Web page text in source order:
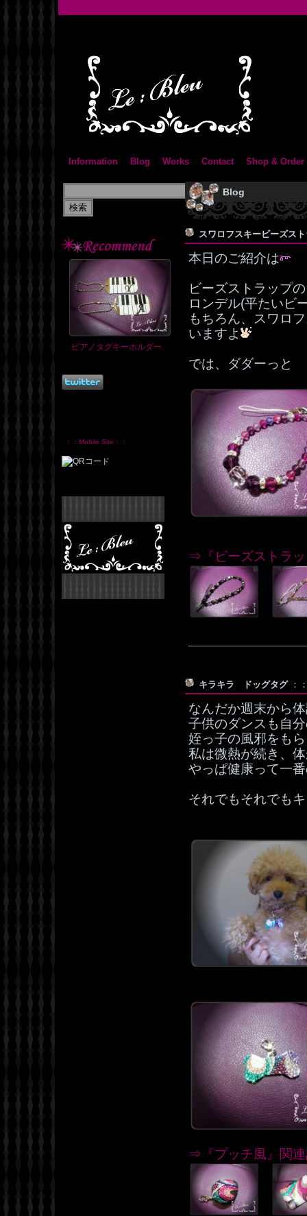
Information Blog Works Contact Shop & Order
ピアノタグキーホルダー
：：Mobile Site：：
Blog
スワロフスキービーズス
本日のご紹介は
ビーズストラップ
ロンデル(平たいビ
もちろん、スワロ
いますよ
では、ダダーっと
⇒『ビーズストラ
キラキラ ドッグタグ ：
なんだか週末から
子供のダンスも自
姪っ子の風邪をも
私は微熱が続き、
やっぱ健康って一
それでもそれでも
⇒『プッチ風』関